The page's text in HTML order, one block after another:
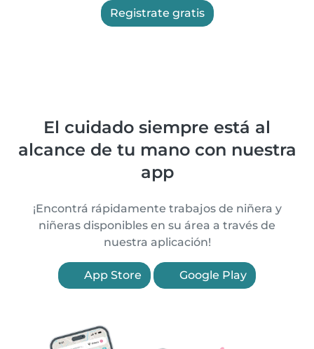
Registrate gratis
El cuidado siempre está al
alcance de tu mano con nuestra
app
¡Encontrá rápidamente trabajos de niñera y
niñeras disponibles en su área a través de
nuestra aplicación!
App Store Google Play